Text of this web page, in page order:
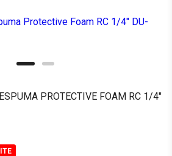
PROTECTIVE FOAM RC 1/4"